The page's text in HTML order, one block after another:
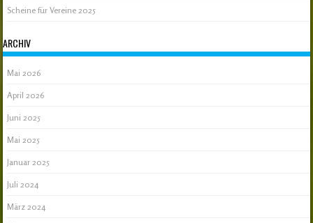
Scheine für Vereine 2025
ARCHIV
Mai 2026
April 2026
Juni 2025
Mai 2025
Januar 2025
Juli 2024
März 2024